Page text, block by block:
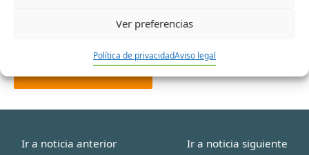
Ver preferencias
Política de privacidadAviso legal
Ir a noticia anterior Ir a noticia siguiente